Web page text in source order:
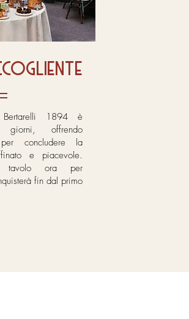
Bertarelli 1894 è
offrendo
concludere la
e piacevole.
tavolo ora per
fin dal primo